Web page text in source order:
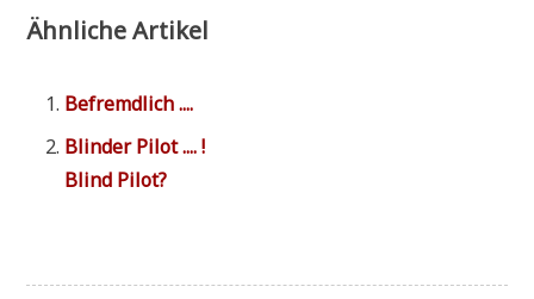
Ähnliche Artikel
Befremd­lich ....
Blin­der Pilot .... !
Blind Pilot?